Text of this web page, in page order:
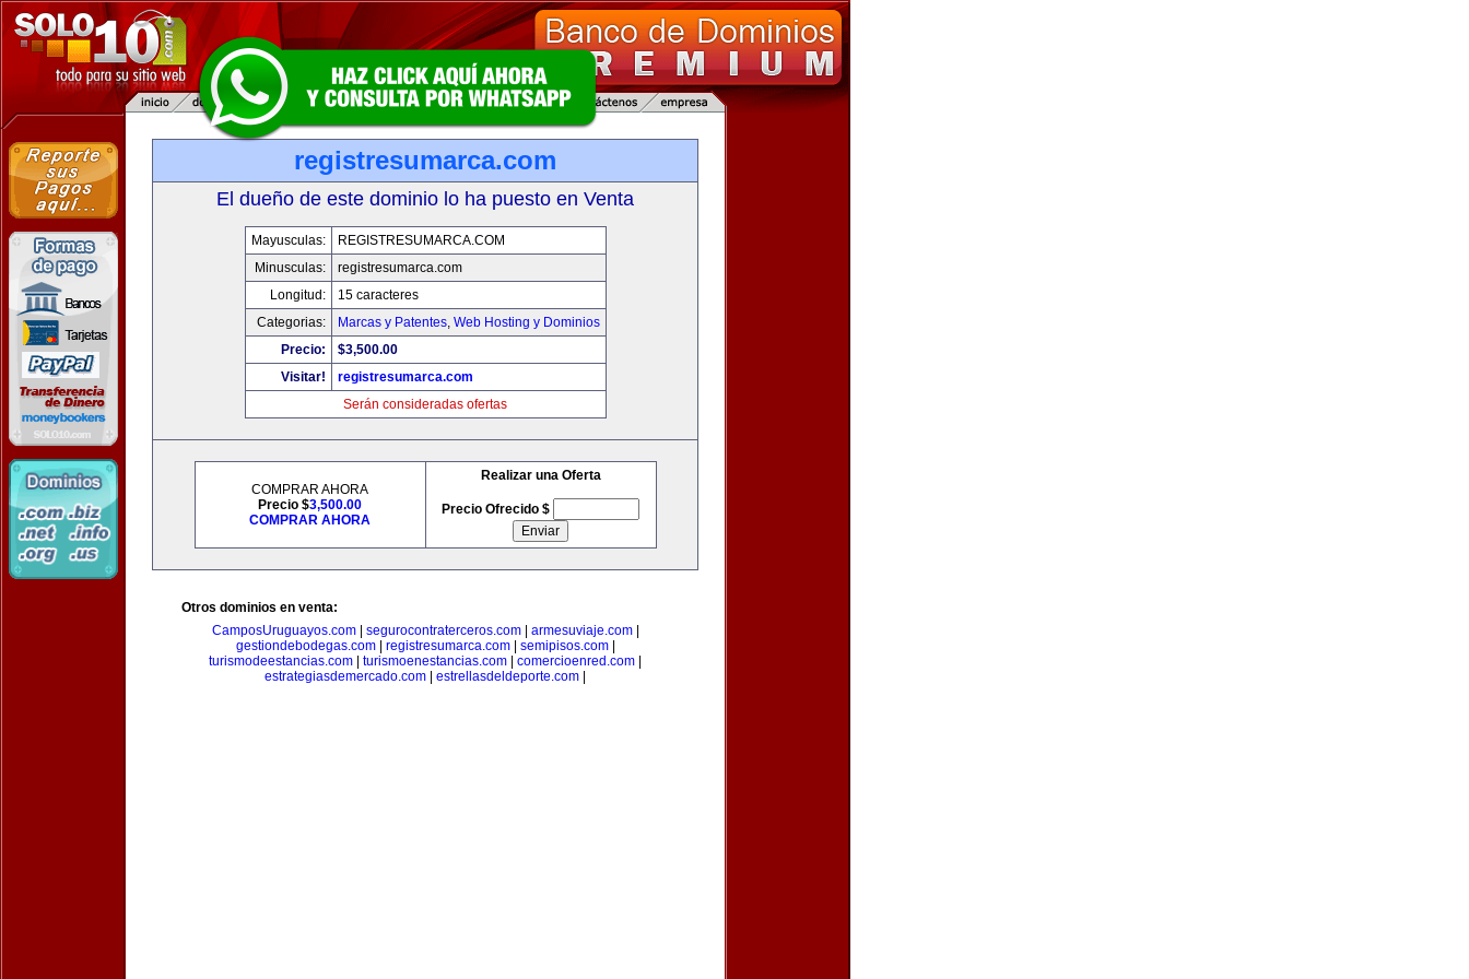
registresumarca.com
El dueño de este dominio lo ha puesto en Venta
Mayusculas:
REGISTRESUMARCA.COM
Minusculas:
registresumarca.com
Longitud:
15 caracteres
Categorias:
Marcas y Patentes, Web Hosting y Dominios
Precio:
$3,500.00
Visitar!
registresumarca.com
Serán consideradas ofertas
COMPRAR AHORA
Precio $3,500.00
COMPRAR AHORA
Realizar una Oferta
Precio Ofrecido $
Otros dominios en venta:
CamposUruguayos.com| segurocontraterceros.com| armesuviaje.com|
gestiondebodegas.com| registresumarca.com| semipisos.com|
turismodeestancias.com
turismoenestancias.com comercioenred.com
estrategiasdemercado.com
estrellasdeldeporte.com